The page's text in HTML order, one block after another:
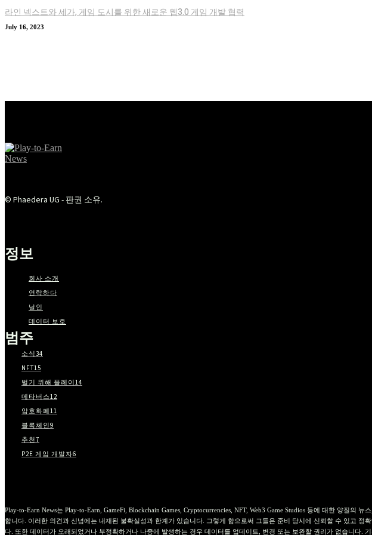
라인 넥스트와 세가, 게임 도시를 위한 새로운 웹3.0 게임 개발 협력
July 16, 2023
© Phaedera UG - 판권 소유.
정보
회사 소개
연락하다
날인
데이터 보호
범주
소식34
NFT15
벌기 위해 플레이14
메타버스12
암호화폐11
블록체인9
추천7
P2E 게임 개발자6
Play-to-Earn News는 Play-to-Earn, GameFi, Blockchain Games, Cryptocurrencies, NFT, Web3 Game Studios 등에 대한 양질
합니다. 이러한 의견과 신념에는 내재된 불확실성과 한계가 있습니다. 그렇게 함으로써 그들은 준비 당시에 신뢰할 수 있고
다. 또한 데이터가 오래되었거나 부정확하거나 나중에 발생하는 경우 데이터를 업데이트, 변경 또는 보완할 권리가 없습니다.